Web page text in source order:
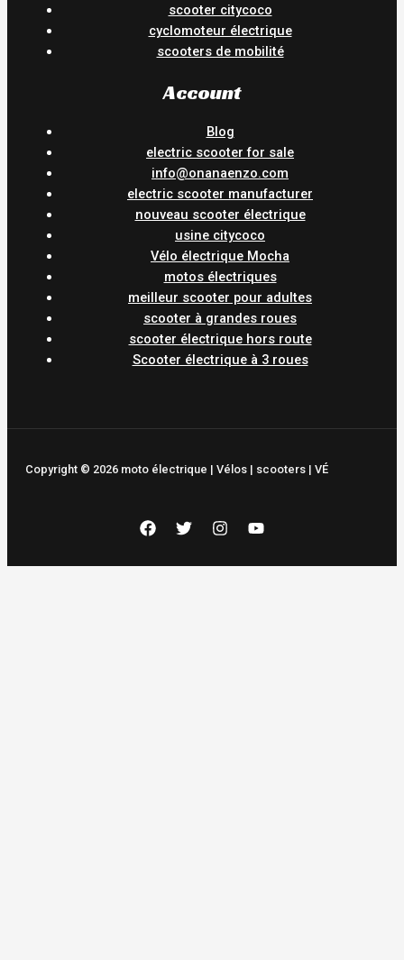
scooter citycoco
cyclomoteur électrique
scooters de mobilité
Account
Blog
electric scooter for sale
info@onanaenzo.com
electric scooter manufacturer
nouveau scooter électrique
usine citycoco
Vélo électrique Mocha
motos électriques
meilleur scooter pour adultes
scooter à grandes roues
scooter électrique hors route
Scooter électrique à 3 roues
Copyright © 2026 moto électrique | Vélos | scooters | VÉ